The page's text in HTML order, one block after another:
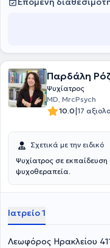
Παρδάλη
Ψυχίατρος
MD, MrcPsych
10.0|17
Σχετικά με την ειδικό
Ψυχίατρος σε
ψυχοθεραπεία.
Ιατρείο 1
Λεωφόρος Ηρακλείου